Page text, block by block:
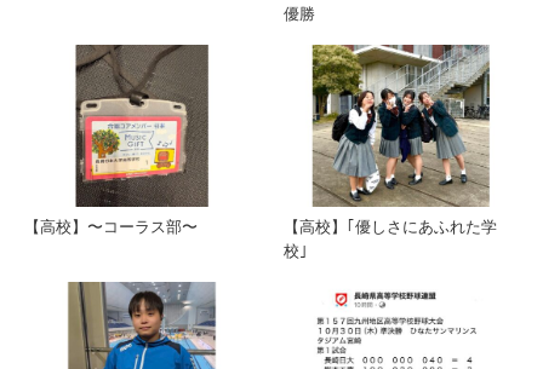
優勝
【高校】〜コーラス部〜
【高校】｢優しさにあふれた学
校｣